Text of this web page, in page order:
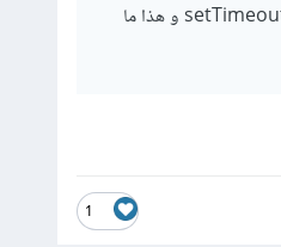
إن التابع له الاسم Hello حيث أن أول حرف كبير، بينما أنت تمرر الاسم hello إلى التابع setTimeout و هذا ما
1